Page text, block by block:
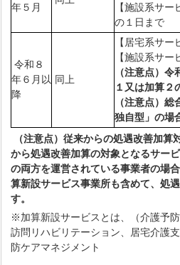
年５月
【施設系サ
の１日まで
令和８
年６月以
降
同上
【居宅系サ
【施設系サ
（注意点）
１又は加算２
（注意点）
独自型」の場
（注意点）従来からの処遇改善加算
から処遇改善加算の対象となるサー
の両方を運営されている事業者の場
算新設サービス事業所も含めて、処
す。
※加算新設サービスとは、（介護予
訪問リハビリテーション、居宅介護
防ケアマネジメント